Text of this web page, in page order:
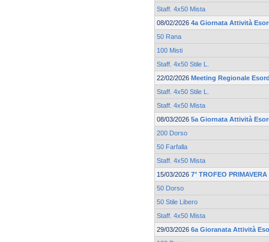
Staff. 4x50 Mista
08/02/2026 4a Giornata Attività
50 Rana
100 Misti
Staff. 4x50 Stile L.
22/02/2026 Meeting Regionale
Staff. 4x50 Stile L.
Staff. 4x50 Mista
08/03/2026 5a Giornata Attività
200 Dorso
50 Farfalla
Staff. 4x50 Mista
15/03/2026 7° TROFEO
50 Dorso
50 Stile Libero
Staff. 4x50 Mista
29/03/2026 6a Gioranata Attività